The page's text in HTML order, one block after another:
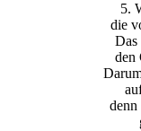
5.
die
Das
den
denn